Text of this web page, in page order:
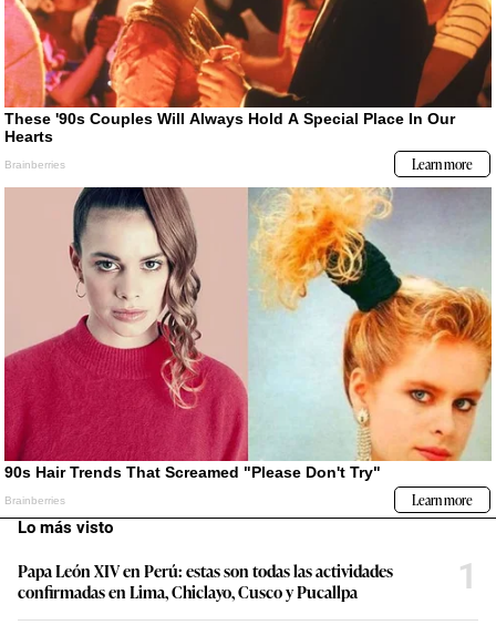
Lo más visto
Papa León XIV en Perú: estas son todas las actividades
confirmadas en Lima, Chiclayo, Cusco y Pucallpa
1